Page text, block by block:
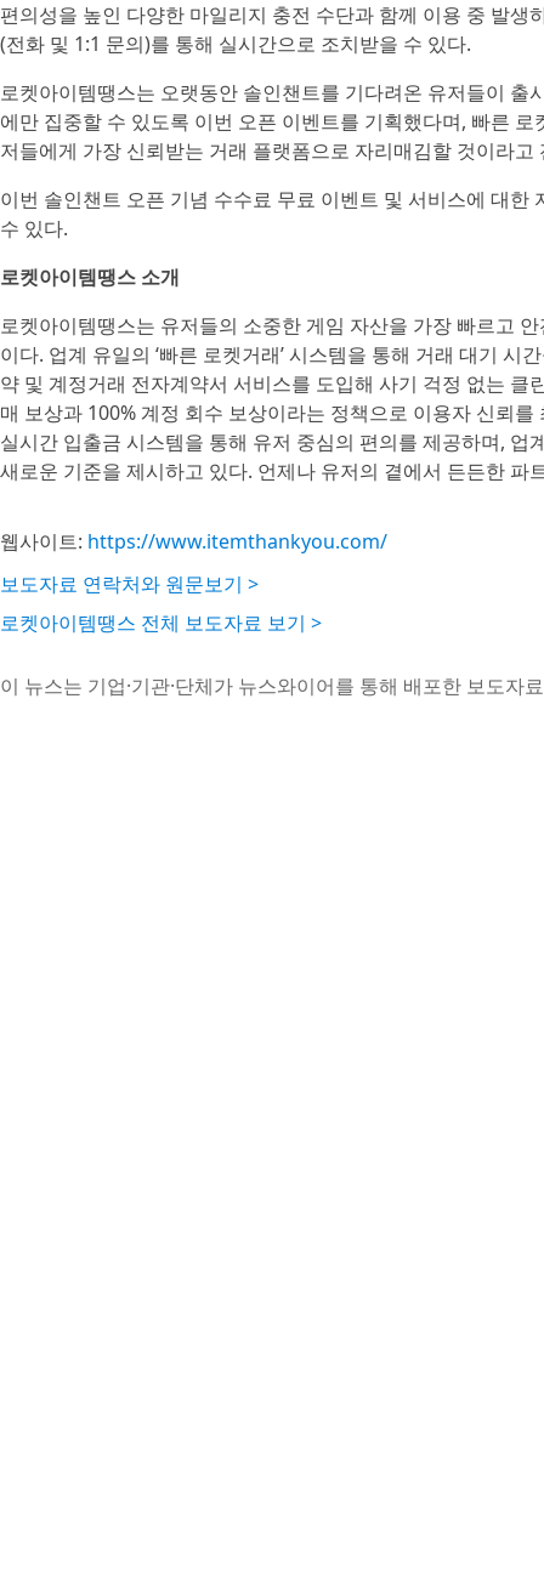
편의성을 높인 다양한 마일리지 충전 수단과 함께 이용 중 발
(전화 및 1:1 문의)를 통해 실시간으로 조치받을 수 있다.
로켓아이템땡스는 오랫동안 솔인챈트를 기다려온 유저들이
에만 집중할 수 있도록 이번 오픈 이벤트를 기획했다며, 빠른
저들에게 가장 신뢰받는 거래 플랫폼으로 자리매김할 것이라고
이번 솔인챈트 오픈 기념 수수료 무료 이벤트 및 서비스에 대
수 있다.
로켓아이템땡스 소개
로켓아이템땡스는 유저들의 소중한 게임 자산을 가장 빠르고
이다. 업계 유일의 ‘빠른 로켓거래’ 시스템을 통해 거래 대기
약 및 계정거래 전자계약서 서비스를 도입해 사기 걱정 없는
매 보상과 100% 계정 회수 보상이라는 정책으로 이용자 신뢰
실시간 입출금 시스템을 통해 유저 중심의 편의를 제공하며,
새로운 기준을 제시하고 있다. 언제나 유저의 곁에서 든든한 파
웹사이트: https://www.itemthankyou.com/
보도자료 연락처와 원문보기 >
로켓아이템땡스 전체 보도자료 보기 >
이 뉴스는 기업·기관·단체가 뉴스와이어를 통해 배포한 보도자